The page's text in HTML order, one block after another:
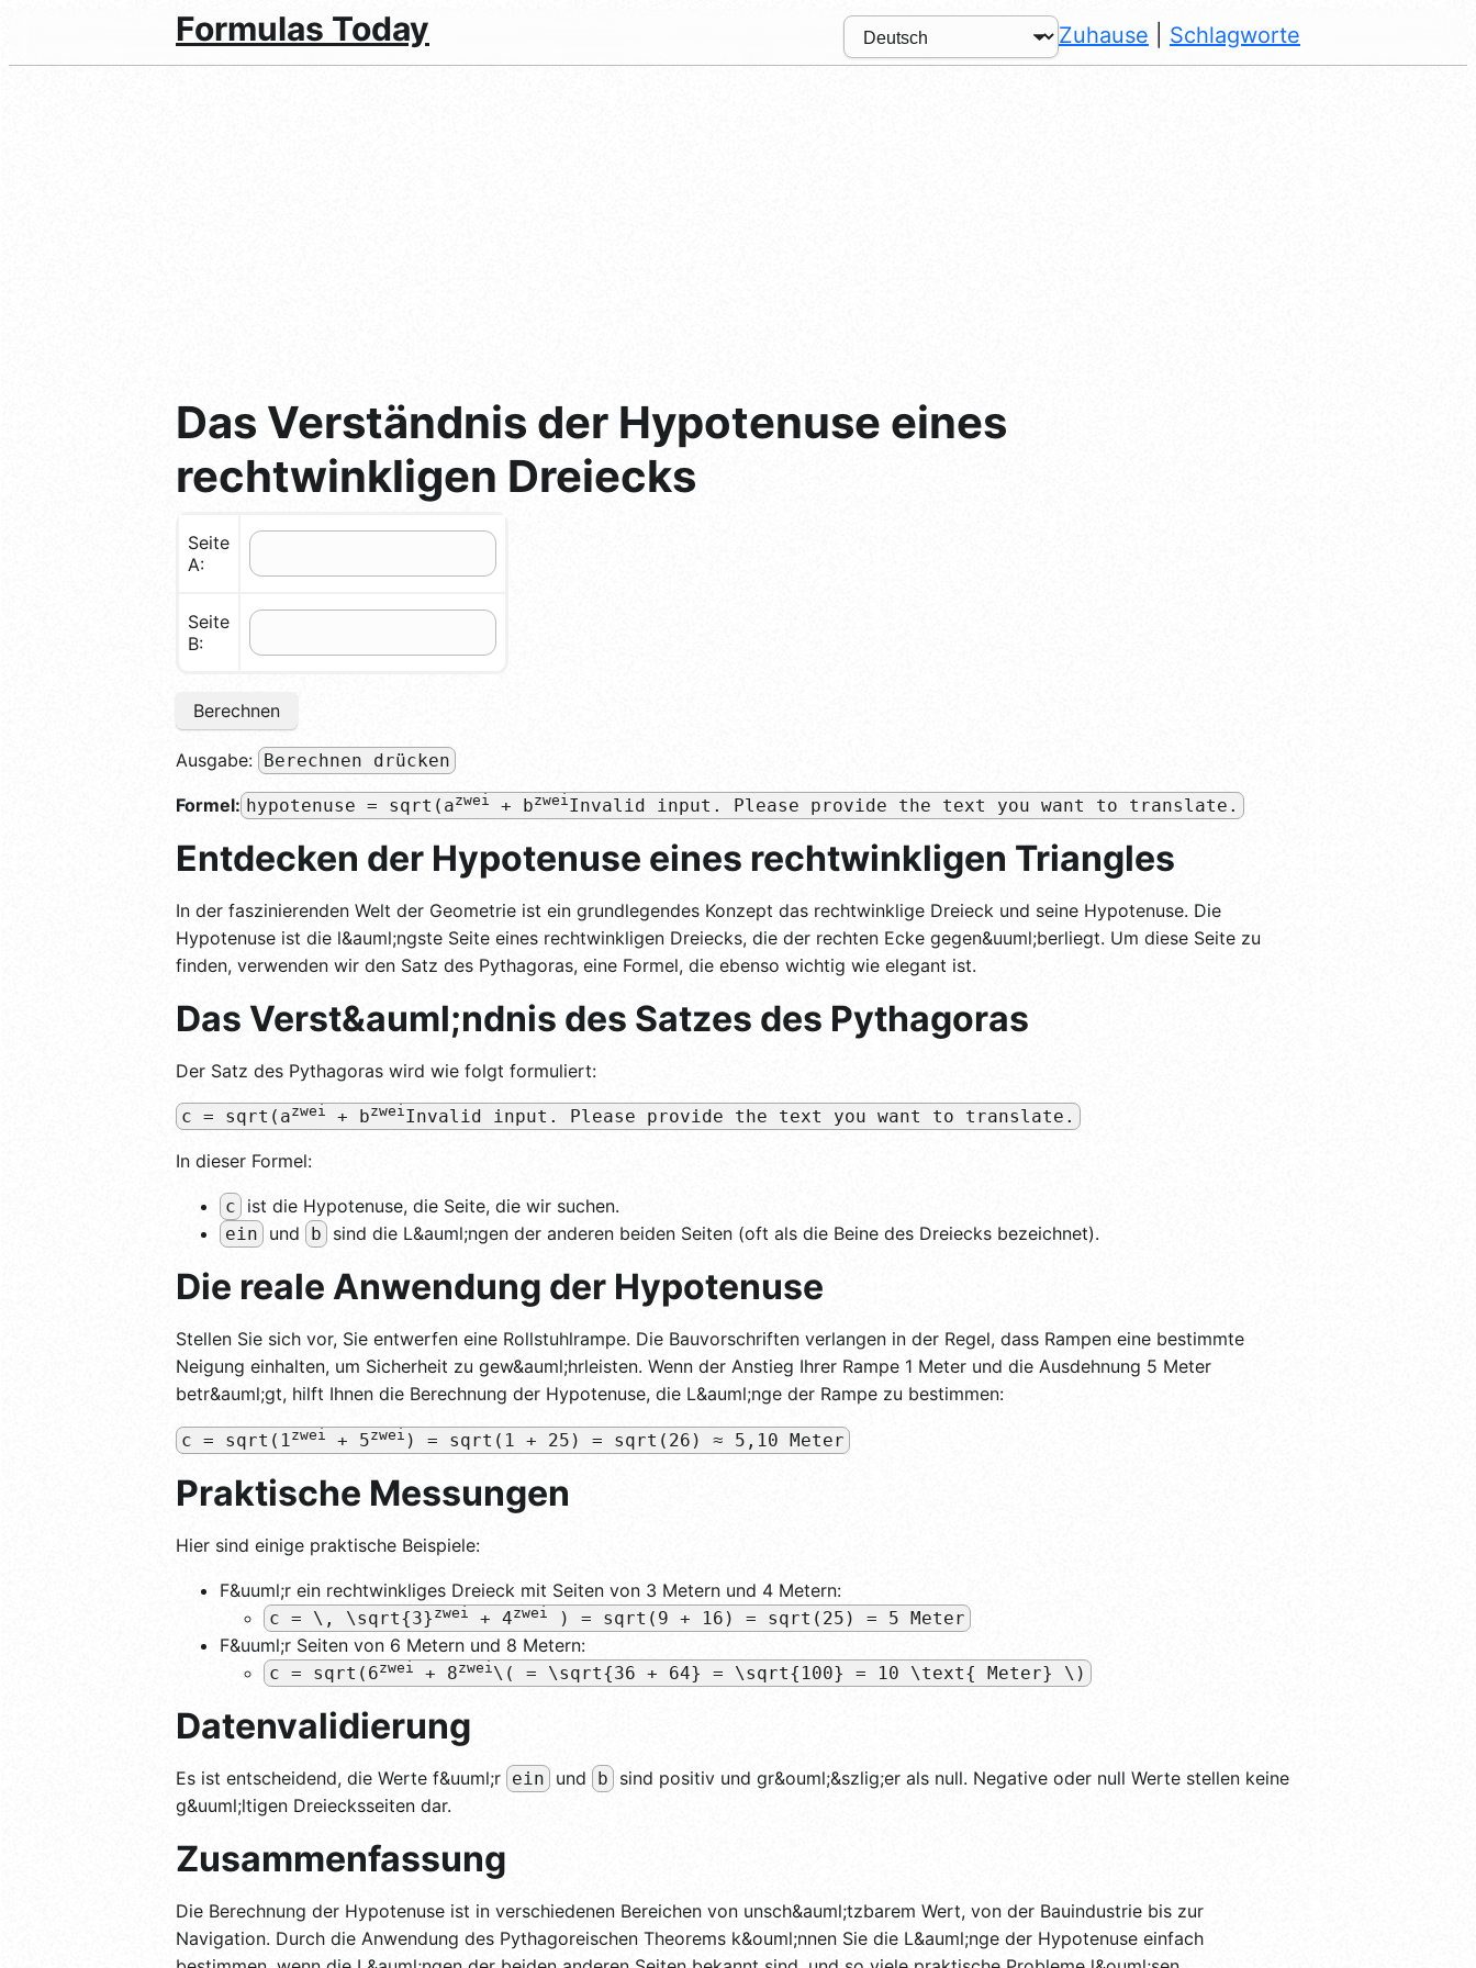
Formulas Today Zuhause Schlagworte
Das Verständnis der Hypotenuse eines
rechtwinkligen Dreiecks
Seite
A:
Seite
B:
Berechnen
Ausgabe: Berechnen drücken
Formel: hypotenuse = sqrt(azwei + bzwei Invalid input. Please provide the text you want to translate.
Entdecken der Hypotenuse eines rechtwinkligen Triangles
In der faszinierenden Welt der Geometrie ist ein grundlegendes Konzept das rechtwinklige Dreieck und seine Hypotenuse. Die
Hypotenuse ist die l&auml;ngste Seite eines rechtwinkligen Dreiecks, die der rechten Ecke gegen&uuml;berliegt. Um diese Seite zu
finden, verwenden wir den Satz des Pythagoras, eine Formel, die ebenso wichtig wie elegant ist.
Das Verst&auml;ndnis des Satzes des Pythagoras
Der Satz des Pythagoras wird wie folgt formuliert:
c = sqrt(azwei + bzwei Invalid input. Please provide the text you want to translate.
In dieser Formel:
c ist die Hypotenuse, die Seite, die wir suchen.
ein und b sind die L&auml;ngen der anderen beiden Seiten (oft als die Beine des Dreiecks bezeichnet).
Die reale Anwendung der Hypotenuse
Stellen Sie sich vor, Sie entwerfen eine Rollstuhlrampe. Die Bauvorschriften verlangen in der Regel, dass Rampen eine bestimmte
Neigung einhalten, um Sicherheit zu gew&auml;hrleisten. Wenn der Anstieg Ihrer Rampe 1 Meter und die Ausdehnung 5 Meter
betr&auml;gt, hilft Ihnen die Berechnung der Hypotenuse, die L&auml;nge der Rampe zu bestimmen:
c = sqrt(1 zwei + 5zwei ) = sqrt(1 + 25) = sqrt(26) ≈ 5,10 Meter
Praktische Messungen
Hier sind einige praktische Beispiele:
F&uuml;r ein rechtwinkliges Dreieck mit Seiten von 3 Metern und 4 Metern:
c = \, \sqrt{3} zwei + 4zwei ) = sqrt(9 + 16) = sqrt(25) = 5 Meter
F&uuml;r Seiten von 6 Metern und 8 Metern:
c = sqrt(6zwei + 8zwei \( = \sqrt{36 + 64} = \sqrt{100} = 10 \text{ Meter} \)
Datenvalidierung
Es ist entscheidend, die Werte f&uuml;r ein und b
sind positiv und gr&ouml;&szlig;er als null. Negative oder null Werte stellen keine
g&uuml;ltigen Dreiecksseiten dar.
Zusammenfassung
Die Berechnung der Hypotenuse ist in verschiedenen Bereichen von unsch&auml;tzbarem Wert, von der Bauindustrie bis zur
Navigation. Durch die Anwendung des Pythagoreischen Theorems k&ouml;nnen Sie die L&auml;nge der Hypotenuse einfach